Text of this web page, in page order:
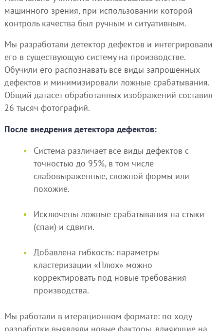
машинного зрения, при использовании которой
контроль качества был ручным и ситуативным.
Мы разработали детектор дефектов и интегрировали
его в существующую систему на производстве.
Обучили его распознавать все виды запрошенных
дефектов и минимизировали ложные срабатывания.
Общий датасет обработанных изображений составил
26 тысяч фотографий.
После внедрения детектора дефектов:
Система различает все виды дефектов с
точностью до 95%, в том числе
слабовыраженные, сложной формы или
похожие.
Исключены ложные срабатывания на стыки
(спаи) и сдвиги.
Добавлена гибкость: параметры
кластеризации «Плюх» можно
корректировать под новые требования
производства.
Мы работали в итерационном формате: по ходу
разработки выявляли новые факторы, влияющие на